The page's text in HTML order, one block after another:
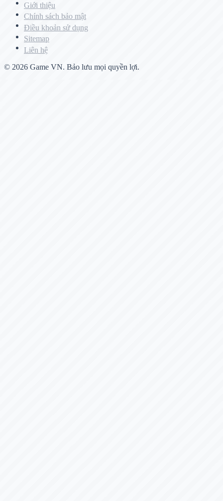
Giới thiệu
Chính sách bảo mật
Điều khoản sử dụng
Sitemap
Liên hệ
© 2026 Game VN. Bảo lưu mọi quyền lợi.